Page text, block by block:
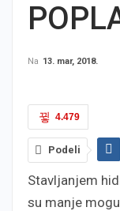
Na 13. mar, 2018.
4.479
Podeli
Stavljanjem
su manje